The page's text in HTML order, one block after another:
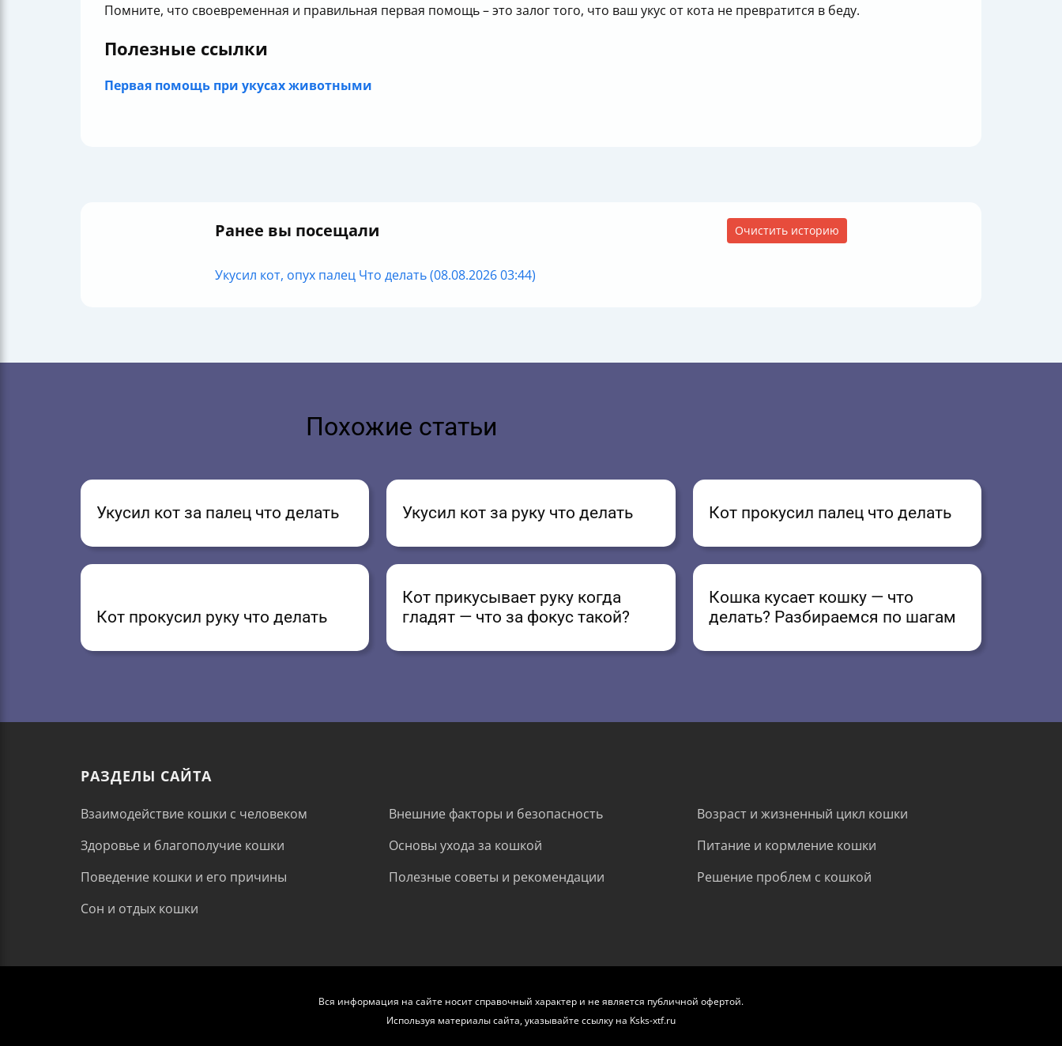
Помните, что своевременная и правильная первая помощь – это залог того, что ваш укус от кота не превратится в беду.
Полезные ссылки
Первая помощь при укусах животными
Ранее вы посещали Очистить историю
Укусил кот, опух палец Что делать (08.08.2026 03:44)
Похожие статьи
Укусил кот за палец что делать Укусил кот за руку что делать Кот прокусил палец что делать
Кот прокусил руку что делать
Кот прикусывает руку когда
гладят — что за фокус такой?
Кошка кусает кошку — что
делать? Разбираемся по шагам
РАЗДЕЛЫ САЙТА
Взаимодействие кошки с человеком Внешние факторы и безопасность
Возраст и жизненный цикл кошки
Здоровье и благополучие кошки
Основы ухода за кошкой
Питание и кормление кошки
Поведение кошки и его причины
Полезные советы и рекомендации
Решение проблем с кошкой
Сон и отдых кошки
Вся информация на сайте носит справочный характер и не является публичной офертой.
Используя материалы сайта, указывайте ссылку на Ksks-xtf.ru